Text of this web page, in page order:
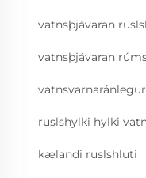
vatnsþjávaran
vatnsþjávaran
ruslshylki hylki
kælandi ruslshluti